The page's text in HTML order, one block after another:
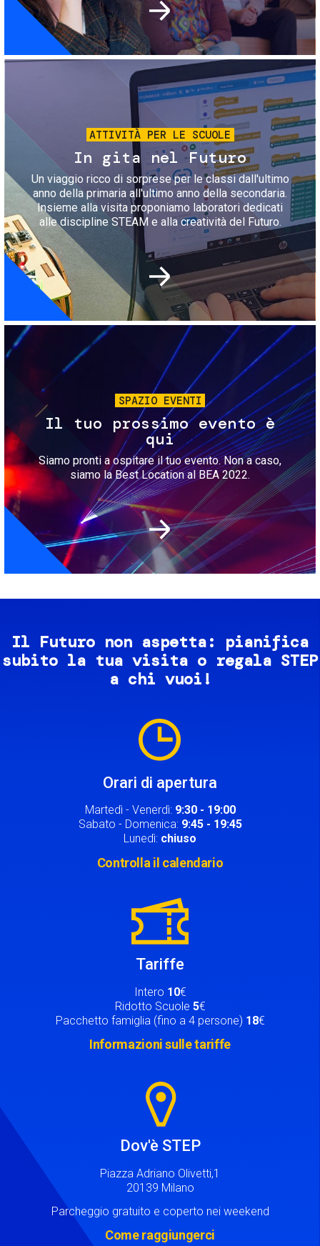
Immagine
ATTIVITÀ PER LE SCUOLE
In gita nel Futuro
Un viaggio ricco di sorprese per le classi dall'ultimo
anno della primaria all'ultimo anno della secondaria.
Insieme alla visita proponiamo laboratori dedicati
alle discipline STEAM e alla creatività del Futuro.
Immagine
SPAZIO EVENTI
Il tuo prossimo evento è
qui
Siamo pronti a ospitare il tuo evento. Non a caso,
siamo la Best Location al BEA 2022.
Il Futuro non aspetta: pianifica
subito la tua visita o regala STEP
a chi vuoi!
Orari di apertura
Martedì - Venerdì: 9:30 - 19:00
Sabato - Domenica: 9:45 - 19:45
Lunedì: chiuso
Controlla il calendario
Tariffe
Intero 10€
Ridotto Scuole 5€
Pacchetto famiglia (fino a 4 persone) 18€
Informazioni sulle tariffe
Dov'è STEP
Piazza Adriano Olivetti,1
20139 Milano
Parcheggio gratuito e coperto nei weekend
Come raggiungerci